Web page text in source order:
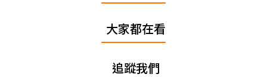
大家都在看
追蹤我們